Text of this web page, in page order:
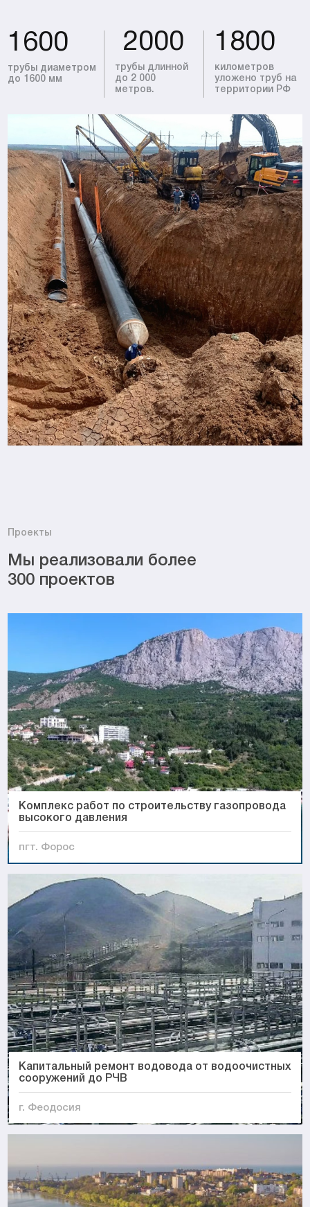
1600
трубы диаметром
до 1600 мм
2000
трубы длинной
до 2 000
метров.
1800
километров
уложено труб на
территории РФ
Проекты
Мы реализовали более
300 проектов
Комплекс работ по строительству газопровода
высокого давления
пгт. Форос
Капитальный ремонт водовода от водоочистных
сооружений до РЧВ
г. Феодосия